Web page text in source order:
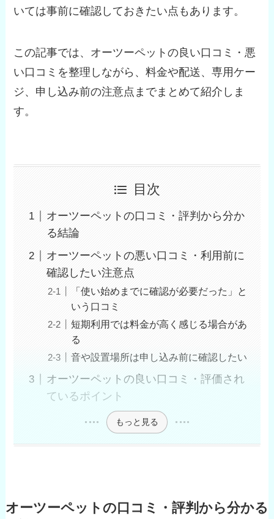
いては事前に確認しておきたい点もあります。
この記事では、オーツーペットの良い口コミ・悪
い口コミを整理しながら、料金や配送、専用ケー
ジ、申し込み前の注意点までまとめて紹介しま
す。
目次
オーツーペットの口コミ・評判から分か
る結論
オーツーペットの悪い口コミ・利用前に
確認したい注意点
「使い始めまでに確認が必要だった」と
いう口コミ
短期利用では料金が高く感じる場合があ
る
音や設置場所は申し込み前に確認したい
オーツーペットの良い口コミ・評価され
ているポイント
もっと見る
オーツーペットの口コミ・評判から分かる